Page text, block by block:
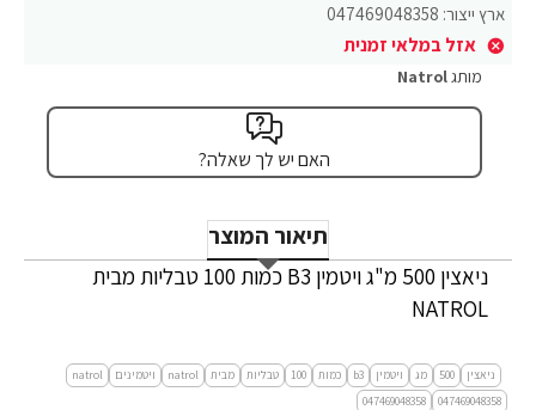
ארץ ייצור: 047469048358
אזל במלאי זמנית
מותגNatrol
האם יש לך שאלה?
תיאור המוצר
ניאצין 500 מ"ג ויטמין B3 כמות 100 טבליות מבית
NATROL
ניאצין 500 מג ויטמין b3 כמות 100 טבליות מבית natrol ויטמינים
natrol
047469048358
047469048358